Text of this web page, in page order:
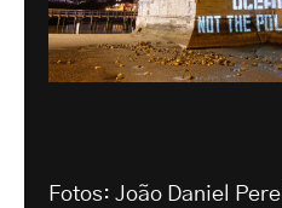
Fotos: João Daniel